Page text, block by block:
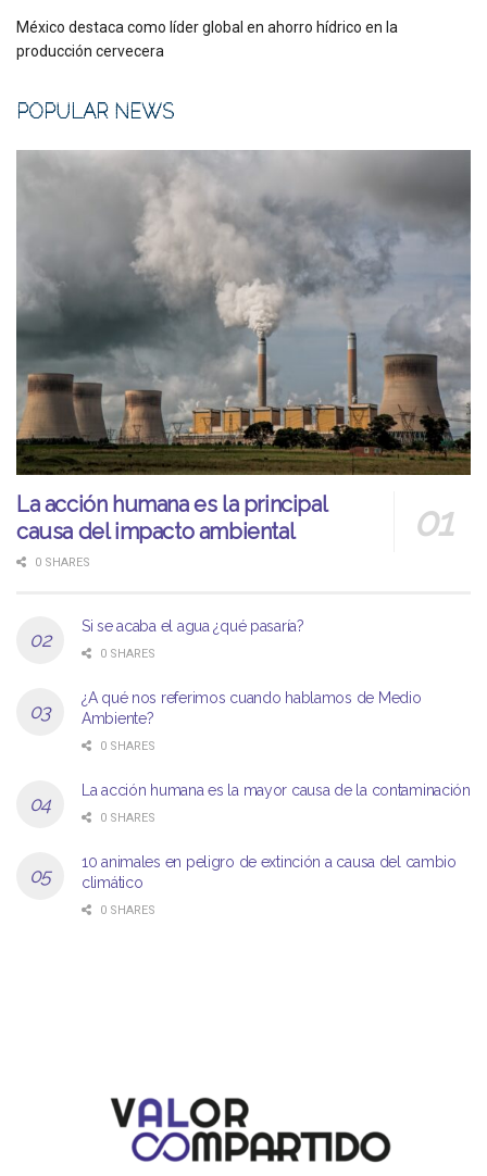
México destaca como líder global en ahorro hídrico en la
producción cervecera
POPULAR NEWS
La acción humana es la principal
causa del impacto ambiental
0 SHARES
Si se acaba el agua ¿qué pasaría?
0 SHARES
¿A qué nos referimos cuando hablamos de Medio
Ambiente?
0 SHARES
La acción humana es la mayor causa de la contaminación
0 SHARES
10 animales en peligro de extinción a causa del cambio
climático
0 SHARES